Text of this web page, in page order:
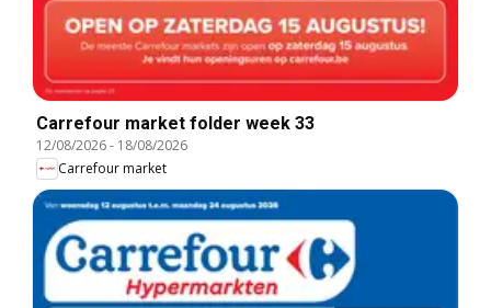
Carrefour market folder week 33
12/08/2026- 18/08/2026
Carrefour market